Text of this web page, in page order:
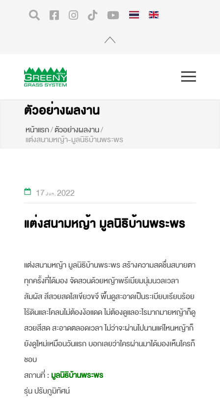
ตัวอย่างผลงาน
หน้าแรก/ตัวอย่างผลงาน/
แต่งสนามหญ้า-มูลนิธิบ้านพระพร
17Jun 2022
แต่งสนามหญ้า มูลนิธิบ้านพระพร
แต่งสนามหญ้า มูลนิธิบ้านพระพร สร้างความสดชื่นสบายตา
ทุกครั้งที่ได้มอง จัดสวนด้วยหญ้าพรีเมียมนุ่มนวลเวลา
สัมผัส สีสวยสดใสเขียวขจี พื้นดูสะอาดเป็นระเบียบเรียบร้อย
ไร้ดินและโคลนไม่ต้องง้อแดด ไม่ต้องดูแลอะไรมากมายหญ้าก็ดู
สวยสีสด สะอาดตลอดเวลา ไม่ว่าจะผ่านไปนานแค่ไหนหญ้าก็
ยังดูใหม่เหมือนวันแรก บอกเลยว่าใครผ่านมาได้มองเห็นใครก็
ชอบ
สถานที่ : มูลนิธิบ้านพระพร
รุ่น ปรับภูมิทัศน์